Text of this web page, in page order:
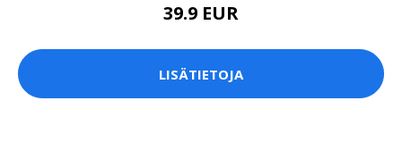
39.9 EUR
LISÄTIETOJA